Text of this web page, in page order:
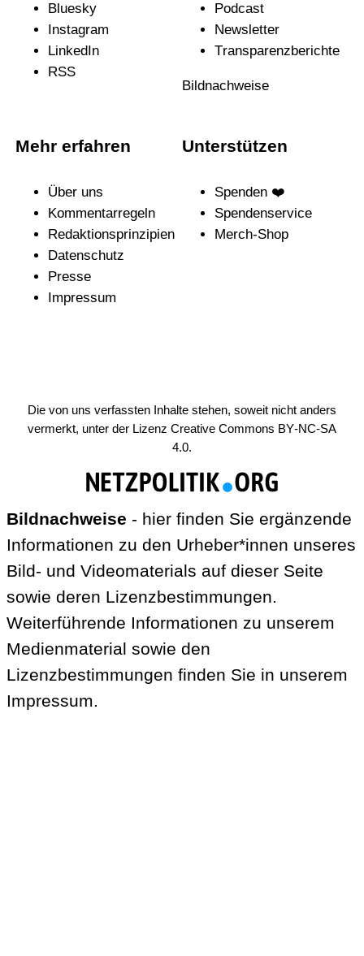
Bluesky
Instagram
LinkedIn
RSS
Podcast
News­letter
Trans­pa­renz­be­richte
Bildnachweise
Mehr erfahren
Über uns
Kommentarregeln
Redak­ti­ons­prin­zi­pien
Daten­schutz
Presse
Impressum
Unterstützen
Spenden ❤️
Spendenservice
Merch-Shop
Die von uns verfassten Inhalte stehen, soweit nicht anders
vermerkt, unter der Lizenz Creative Commons BY-NC-SA
4.0.
Bildnachweise - hier finden Sie ergänzende
Informationen zu den Urheber*innen unseres
Bild- und Videomaterials auf dieser Seite
sowie deren Lizenzbestimmungen.
Weiterführende Informationen zu unserem
Medienmaterial sowie den
Lizenzbestimmungen finden Sie in unserem
Impressum.